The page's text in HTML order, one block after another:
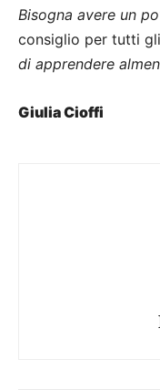
Bisogna avere un
consiglio per tutti
di apprendere
Giulia Cioffi